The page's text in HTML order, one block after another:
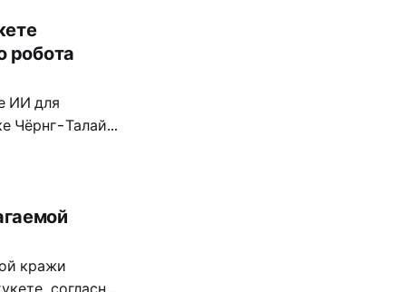
робота
ИИ для
Чёрнг-Талай
на
кражи